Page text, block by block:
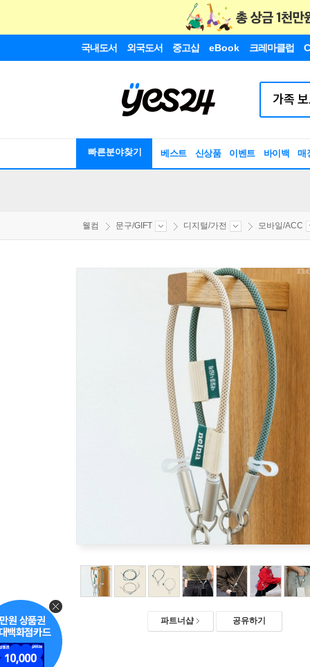
국내도서 외국도서 중고샵 eBook 크레마클럽
빠른분야찾기 베스트 신상품 이벤트 바이백 매
웰컴 문구/GIFT 디지털/가전 모바일/ACC
파트너샵 공유하기